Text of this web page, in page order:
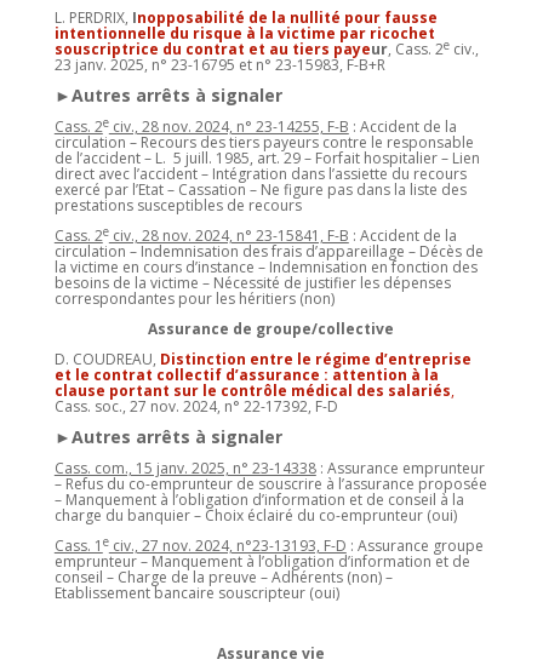
L. PERDRIX, Inopposabilité de la nullité pour fausse
intentionnelle du risque à la victime par ricochet
souscriptrice du contrat et au tiers payeur, Cass. 2eciv.,
23 janv. 2025, n° 23-16795 et n° 23-15983, F-B+R
►Autres arrêts à signaler
Cass. 2eciv., 28 nov. 2024, n° 23-14255, F-B : Accident de la
circulation – Recours des tiers payeurs contre le responsable
de l’accident – L. 5 juill. 1985, art. 29 – Forfait hospitalier – Lien
direct avec l’accident – Intégration dans l’assiette du recours
exercé par l’Etat – Cassation – Ne figure pas dans la liste des
prestations susceptibles de recours
Cass. 2eciv., 28 nov. 2024, n° 23-15841, F-B : Accident de la
circulation – Indemnisation des frais d’appareillage – Décès de
la victime en cours d’instance – Indemnisation en fonction des
besoins de la victime – Nécessité de justifier les dépenses
correspondantes pour les héritiers (non)
Assurance de groupe/collective
D. COUDREAU, Distinction entre le régime d’entreprise
et le contrat collectif d’assurance : attention à la
clause portant sur le contrôle médical des salariés,
Cass. soc., 27 nov. 2024, n° 22-17392, F-D
►Autres arrêts à signaler
Cass. com., 15 janv. 2025, n° 23-14338: Assurance emprunteur
– Refus du co-emprunteur de souscrire à l’assurance proposée
– Manquement à l’obligation d’information et de conseil à la
charge du banquier – Choix éclairé du co-emprunteur (oui)
Cass. 1 eciv., 27 nov. 2024, n°23-13193, F-D : Assurance groupe
emprunteur – Manquement à l’obligation d’information et de
conseil – Charge de la preuve – Adhérents (non) –
Etablissement bancaire souscripteur (oui)
Assurance vie